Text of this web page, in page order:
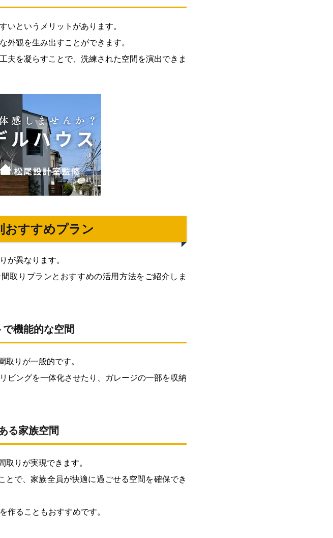
いというメリットがあります。
外観を生み出すことができます。
夫を凝らすことで、洗練された空間を演出できま
おすすめプラン
が異なります。
取りプランとおすすめの活用方法をご紹介しま
機能的な空間
りが一般的です。
ビングを一体化させたり、ガレージの一部を収納
る家族空間
りが実現できます。
で、家族全員が快適に過ごせる空間を確保でき
作ることもおすすめです。